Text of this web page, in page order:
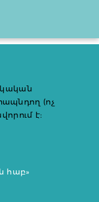
(ոչ
է:
հաբ»